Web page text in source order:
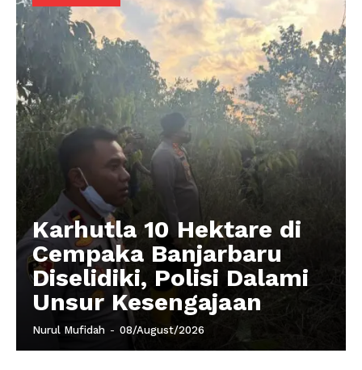
Karhutla 10 Hektare di
Cempaka Banjarbaru
Diselidiki, Polisi Dalami
Unsur Kesengajaan
Nurul Mufidah - 08/August/2026